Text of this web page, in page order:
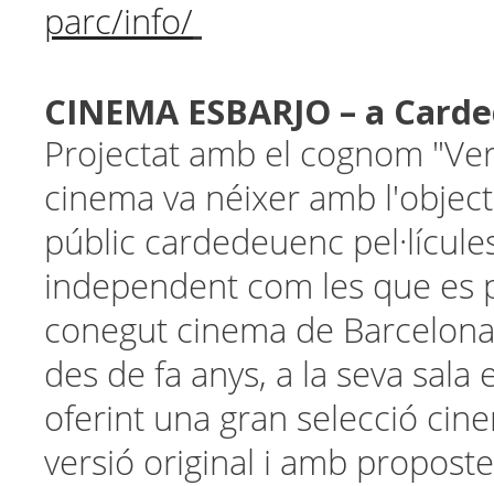
parc/info/
CINEMA ESBARJO – a
Projectat amb el cognom
cinema va néixer amb
públic cardedeuenc
independent com les que es
conegut cinema de
des de fa anys, a la seva sala
oferint una gran selecció
versió original i amb